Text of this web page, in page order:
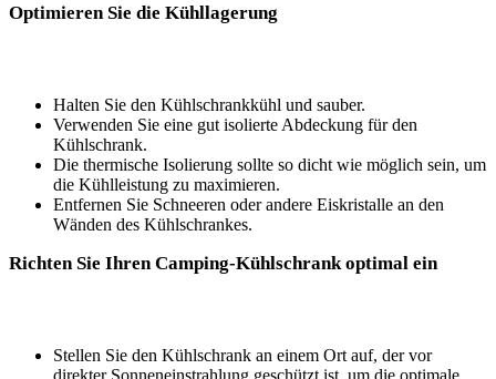
Optimieren Sie die Kühllagerung
Halten⁢ Sie den Kühlschrankkühl und sauber.​
Verwenden Sie‌ eine ‍gut isolierte Abdeckung für den
Kühlschrank.‌
Die⁢ thermische Isolierung sollte so dicht ⁤wie möglich sein, um
⁢die ⁢Kühlleistung zu maximieren.
Entfernen ⁤Sie Schneeren ⁢oder andere ​Eiskristalle an ⁢den
Wänden des Kühlschrankes.
Richten Sie Ihren Camping-Kühlschrank‍ optimal ein
Stellen Sie⁢ den Kühlschrank an einem Ort auf, der ‍vor
direkter Sonneneinstrahlung ⁤geschützt​ ist, um die optimale